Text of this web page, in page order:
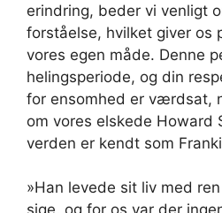
erindring, beder vi venligt
forståelse, hvilket giver os
vores egen måde. Denne
helingsperiode, og din
for ensomhed er værdsat,
om vores elskede Howard
verden er kendt som
»Han levede sit liv med